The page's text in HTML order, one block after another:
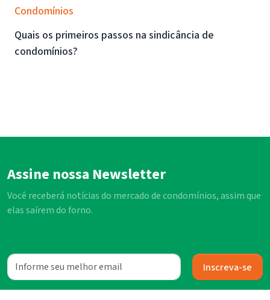
Condomínios
Quais os primeiros passos na sindicância de
condomínios?
Assine nossa Newsletter
Você receberá notícias do mercado de condomínios, assim que
elas saírem do forno.
Inscreva-se